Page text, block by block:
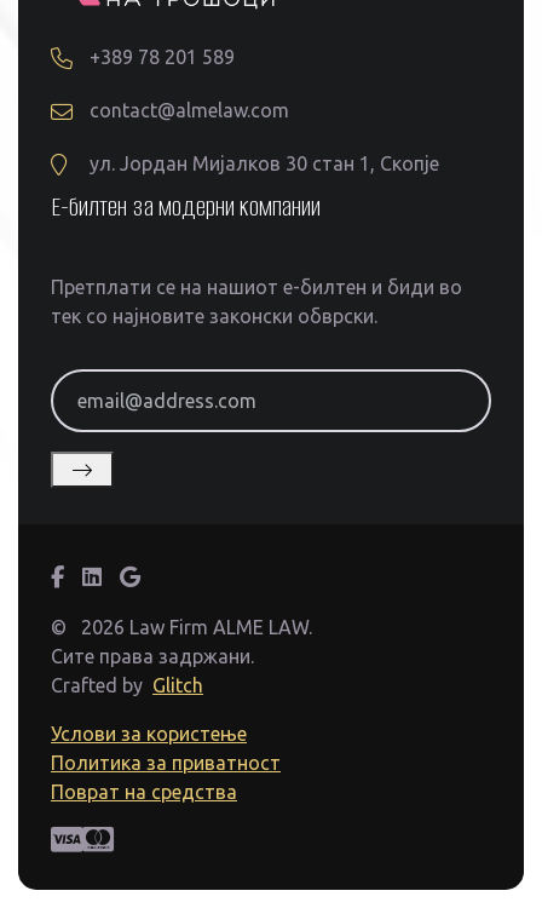
+389 78 201 589
contact@almelaw.com
ул. Јордан Мијалков 30 стан 1, Скопје
Е-билтен за модерни компании
Претплати се на нашиот е-билтен и биди во
тек со најновите законски обврски.
email@address.com
©
2026 Law Firm ALME LAW.
Сите права задржани.
Crafted by Glitch
Услови за користење
Политика за приватност
Поврат на средства